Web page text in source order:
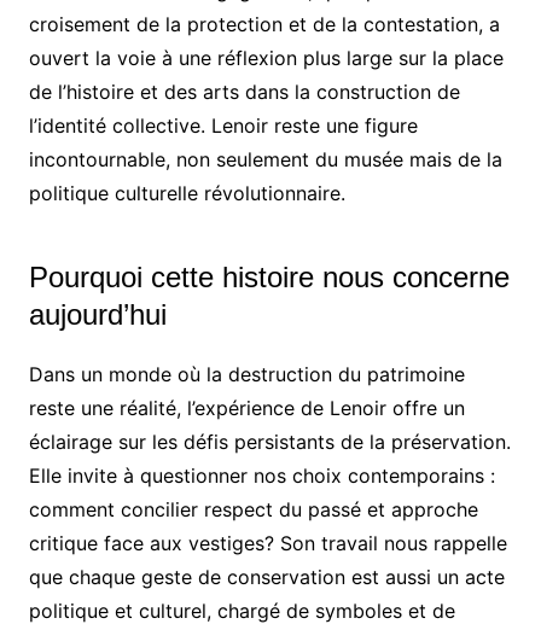
croisement de la protection et de la contestation, a
ouvert la voie à une réflexion plus large sur la place
de l’histoire et des arts dans la construction de
l’identité collective. Lenoir reste une figure
incontournable, non seulement du musée mais de la
politique culturelle révolutionnaire.
Pourquoi cette histoire nous concerne
aujourd’hui
Dans un monde où la destruction du patrimoine
reste une réalité, l’expérience de Lenoir offre un
éclairage sur les défis persistants de la préservation.
Elle invite à questionner nos choix contemporains :
comment concilier respect du passé et approche
critique face aux vestiges? Son travail nous rappelle
que chaque geste de conservation est aussi un acte
politique et culturel, chargé de symboles et de